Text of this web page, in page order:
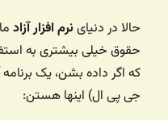
حالا در دنیای نرم افزار آزاد
حقوق خیلی بیشتری به
که اگر داده بشن، یک
جی پی ال) اینها هستن: